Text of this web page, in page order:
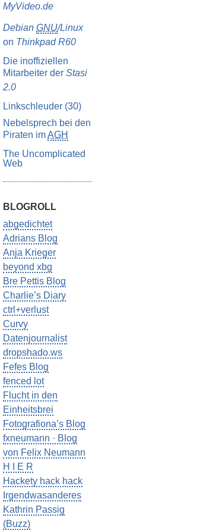
MyVideo.de
DebianGNU/Linux
on Thinkpad R60
Die inoffiziellen
Mitarbeiter derStasi
2.0
Linkschleuder (30)
Nebelsprech bei den
Piraten imAGH
The Uncomplicated
Web
BLOGROLL
abgedichtet
Adrians Blog
Anja Krieger
beyond xbg
Bre Pettis Blog
Charlie’s Diary
ctrl+verlust
Curvy
Datenjournalist
dropshado.ws
Fefes Blog
fenced lot
Flucht in den
Einheitsbrei
Fotografiona’s Blog
fxneumann · Blog
von Felix Neumann
H I E R
Hackety hack hack
Irgendwasanderes
Kathrin Passig
(Buzz)